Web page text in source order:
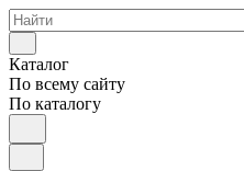
Каталог
По всему сайту
По каталогу